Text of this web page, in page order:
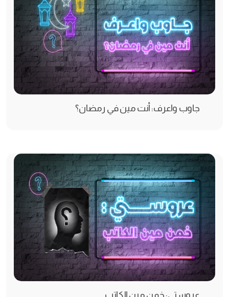
جاوب واعرف: أنت مين في رمضان؟
عروستي: خمن مين الكاتب